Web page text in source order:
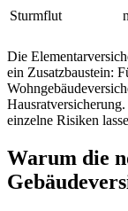
Sturmflut
Die
ein Zusatzbaustein:
einzelne Risiken
Warum die